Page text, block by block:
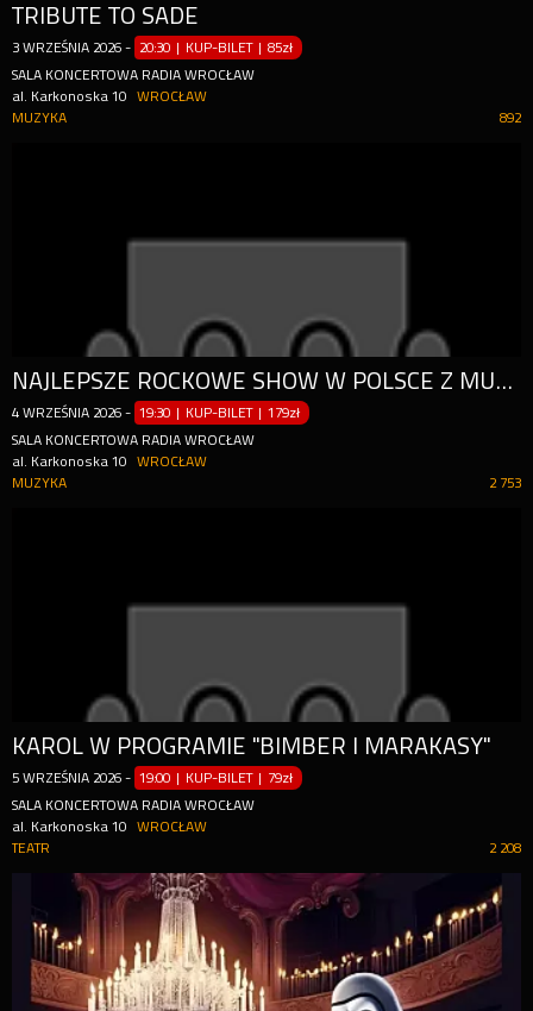
TRIBUTE TO SADE
3 WRZEŚNIA 2026 - 20:30 | KUP-BILET |85zł
SALA KONCERTOWA RADIA WROCŁAW
al. Karkonoska 10
WROCŁAW
892
MUZYKA
NAJLEPSZE ROCKOWE SHOW W POLSCE Z MUZYKĄ ZESPOŁÓW: METALLICA, AC/DC, IRON MAIDEN, QUEEN, PRINCE, NIRVANA, GUNS N’ROSES, DEEP PURPLE, EUROPE, NIGHTWISH, FAITH NO MORE I INNYCH
4 WRZEŚNIA 2026 - 19:30 | KUP-BILET |179zł
SALA KONCERTOWA RADIA WROCŁAW
al. Karkonoska 10
WROCŁAW
2 753
MUZYKA
KAROL W PROGRAMIE "BIMBER I MARAKASY"
5 WRZEŚNIA 2026 - 19:00 | KUP-BILET | 79zł
SALA KONCERTOWA RADIA WROCŁAW
al. Karkonoska 10
WROCŁAW
2 208
TEATR